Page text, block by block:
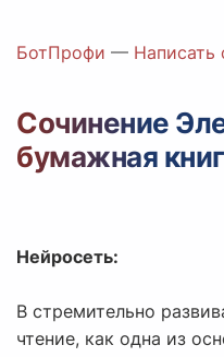
Цены
Вход с Telegram
БотПрофи — Написать
Сочинение
бумажная
Нейросеть:
В стремительно
чтение, как одна из